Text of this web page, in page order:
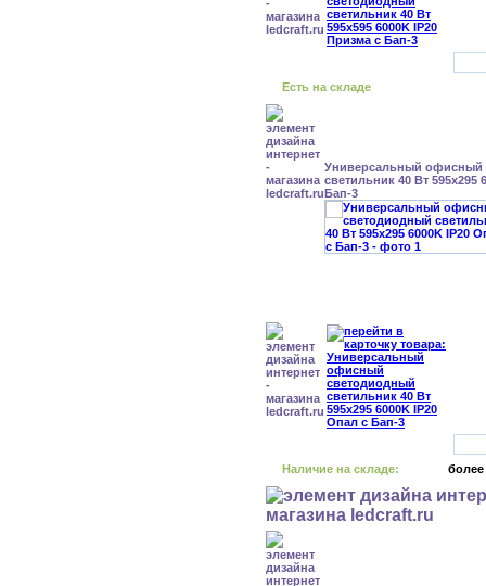
Есть на складе
Универсальный офисный
светильник 40 Вт 595x295
Бап-3
Наличие на складе: более